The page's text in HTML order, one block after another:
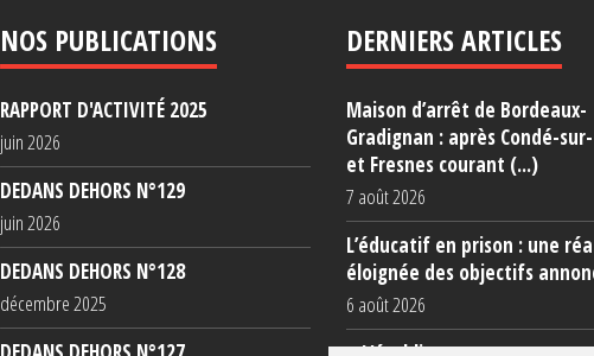
NOS PUBLICATIONS
RAPPORT D'ACTIVITÉ 2025
juin 2026
DEDANS DEHORS N°129
juin 2026
DEDANS DEHORS N°128
décembre 2025
DERNIERS ARTICLES
Maison d’arrêt de Bordeaux-
Gradignan : après Condé-
et Fresnes courant (...)
7 août 2026
L’éducatif en prison : une
éloignée des objectifs
6 août 2026